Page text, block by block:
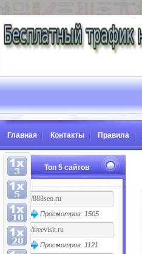
Главная Контакты Правила
Топ 5 сайтов
Просмотров: 1505
Просмотров: 1121